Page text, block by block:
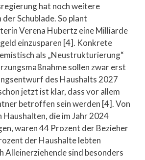
hat noch weitere
Schublade. So plant
Verena Hubertz eine Milliarde
einzusparen [4]. Konkrete
als „Neustrukturierung“
sollen zwar erst
des Haushalts 2027
jetzt ist klar, dass vor allem
betroffen sein werden [4]. Von
Haushalten, die im Jahr 2024
waren 44 Prozent der Bezieher
der Haushalte lebten
Alleinerziehende sind besonders